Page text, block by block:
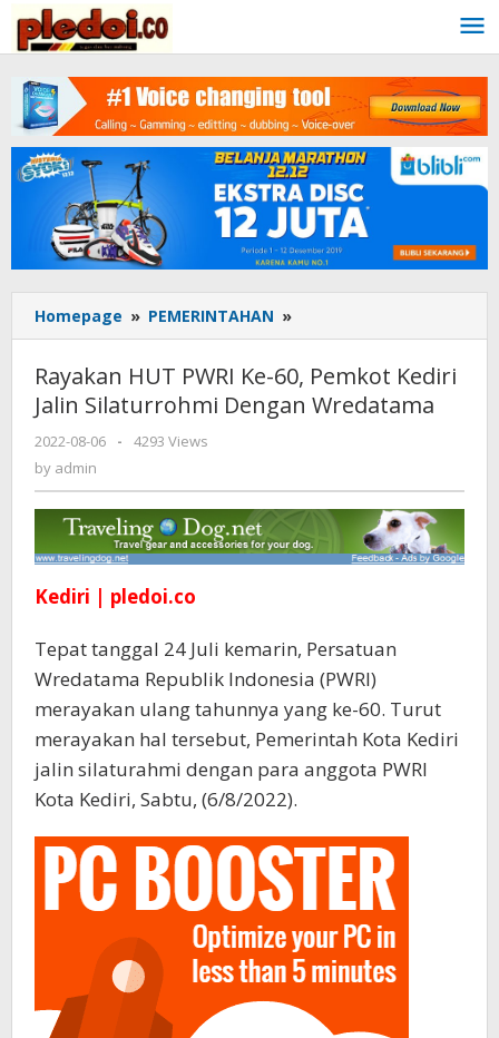
content
Homepage » PEMERINTAHAN »
HUT
Ke-
60,
Dengan
Wredatama
Rayakan HUT PWRI Ke-60, Pemkot Kediri
Jalin Silaturrohmi Dengan Wredatama
2022-08-06
by
-
4293 Views
by admin
Kediri | pledoi.co
Tepat tanggal 24 Juli kemarin, Persatuan
Wredatama Republik Indonesia (PWRI)
merayakan ulang tahunnya yang ke-60. Turut
merayakan hal tersebut, Pemerintah Kota Kediri
jalin silaturahmi dengan para anggota PWRI
Kota Kediri, Sabtu, (6/8/2022).